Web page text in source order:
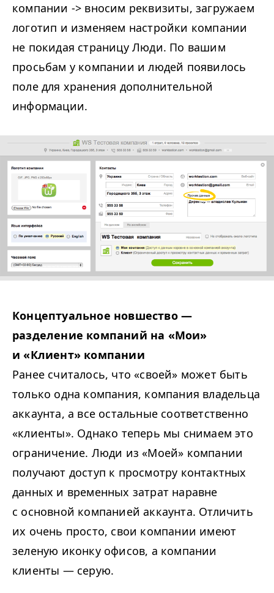
компании -> вносим реквизиты, загружаем
логотип и изменяем настройки компании
не покидая страницу Люди. По вашим
просьбам у компании и людей появилось
поле для хранения дополнительной
информации.
Концептуальное новшество —
разделение компаний на «Мои»
и «Клиент» компании
Ранее считалось, что «своей» может быть
только одна компания, компания владельца
аккаунта, а все остальные соответственно
«клиенты». Однако теперь мы снимаем это
ограничение. Люди из «Моей» компании
получают доступ к просмотру контактных
данных и временных затрат наравне
с основной компанией аккаунта. Отличить
их очень просто, свои компании имеют
зеленую иконку офисов, а компании
клиенты — серую.